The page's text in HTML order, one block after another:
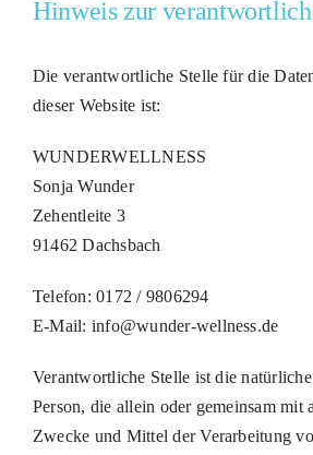
Hinweis zur
Die verantwortliche Stelle für die
dieser Website ist:
WUNDERWELLNESS
Sonja Wunder
Zehentleite 3
91462 Dachsbach
Telefon: 0172 / 9806294
E-Mail: info@wunder-wellness.de
Verantwortliche Stelle ist die
Person, die allein oder gemeinsam mit
Zwecke und Mittel der Verarbeitung